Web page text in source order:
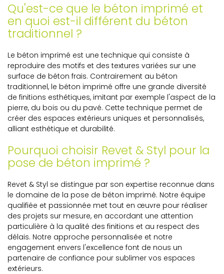
Qu'est-ce que le béton imprimé et
en quoi est-il différent du béton
traditionnel ?
Le béton imprimé est une technique qui consiste à
reproduire des motifs et des textures variées sur une
surface de béton frais. Contrairement au béton
traditionnel, le béton imprimé offre une grande diversité
de finitions esthétiques, imitant par exemple l'aspect de la
pierre, du bois ou du pavé. Cette technique permet de
créer des espaces extérieurs uniques et personnalisés,
alliant esthétique et durabilité.
Pourquoi choisir Revet & Styl pour la
pose de béton imprimé ?
Revet & Styl se distingue par son expertise reconnue dans
le domaine de la pose de béton imprimé. Notre équipe
qualifiée et passionnée met tout en œuvre pour réaliser
des projets sur mesure, en accordant une attention
particulière à la qualité des finitions et au respect des
délais. Notre approche personnalisée et notre
engagement envers l'excellence font de nous un
partenaire de confiance pour sublimer vos espaces
extérieurs.